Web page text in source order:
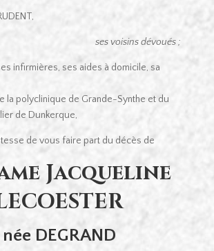
ses voisins dévoués ;
infirmières, ses aides à domicile, sa
la polyclinique de Grande-Synthe et du
de Dunkerque,
de vous faire part du décès de
Jacqueline
née DEGRAND